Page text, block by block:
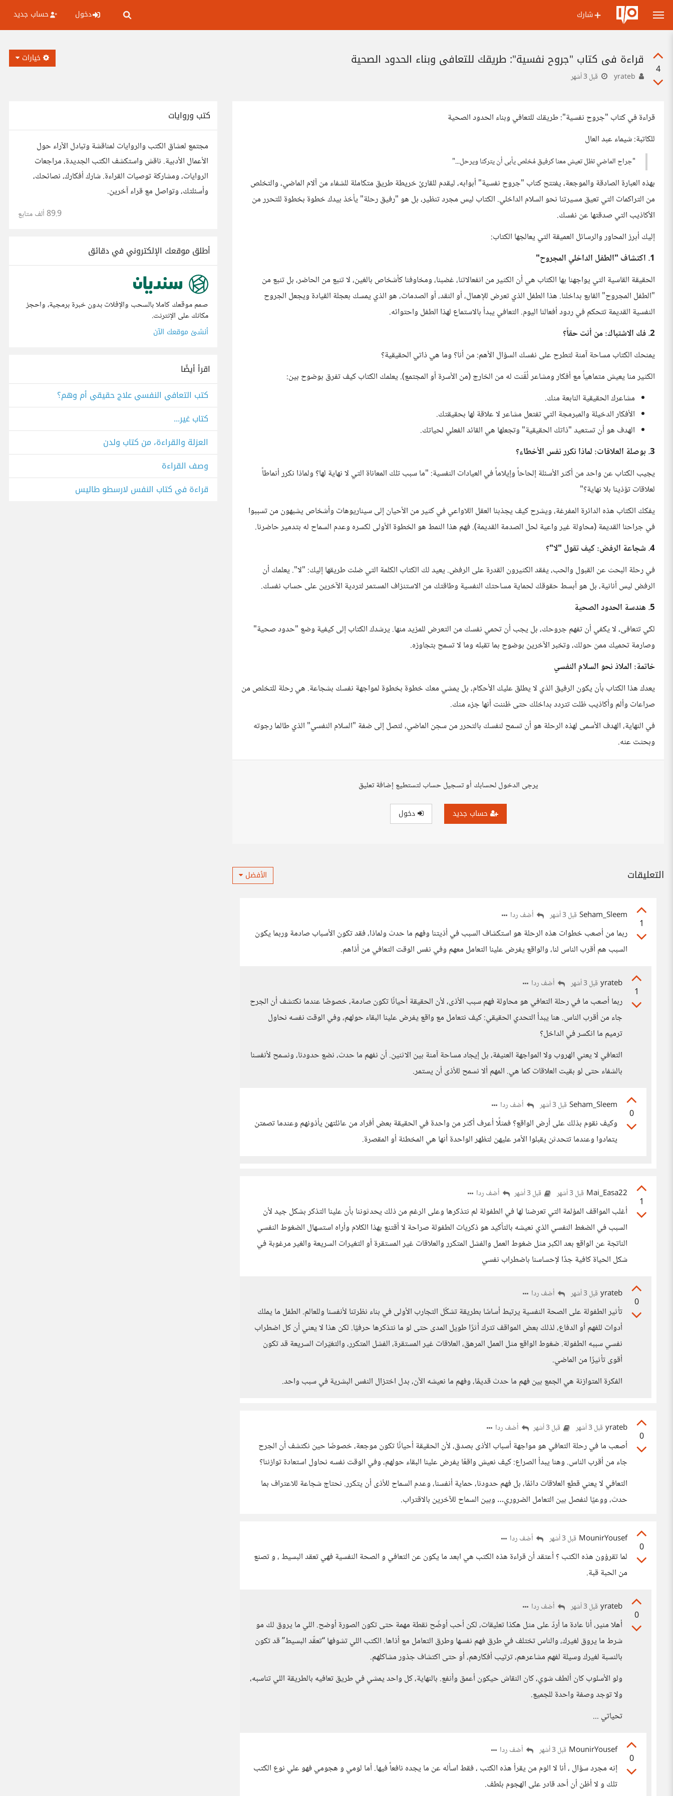
شارك دخول حساب جديد
4
قراءة في كتاب "جروح نفسية": طريقك للتعافي وبناء الحدود الصحية
قبل 3 أشهر
خيارات
قراءة في كتاب "جروح نفسية": طريقك للتعافي وبناء الحدود الصحية
للكاتبة: شيماء عبد العال
"جراح الماضي تظل تعيش معنا كرفيق مُخلص يأبى أن يتركنا ويرحل..."
بهذه العبارة الصادقة والموجعة، يفتتح كتاب "جروح نفسية" أبوابه، ليقدم للقارئ خريطة طريق متكاملة للشفاء من آلام الماضي، والتخلص
من التراكمات التي تعيق مسيرتنا نحو السلام الداخلي. الكتاب ليس مجرد تنظير، بل هو "رفيق رحلة" يأخذ بيدك خطوة بخطوة للتحرر من
الأكاذيب التي صدقتها عن نفسك.
إليك أبرز المحاور والرسائل العميقة التي يعالجها الكتاب:
1. اكتشاف "الطفل الداخلي المجروح"
الحقيقة القاسية التي يواجهنا بها الكتاب هي أن الكثير من انفعالاتنا، غضبنا، ومخاوفنا كأشخاص بالغين، لا تنبع من الحاضر، بل تنبع من
"الطفل المجروح" القابع بداخلنا. هذا الطفل الذي تعرض للإهمال، أو النقد، أو الصدمات، هو الذي يمسك بعجلة القيادة ويجعل الجروح
النفسية القديمة تتحكم في ردود أفعالنا اليوم. التعافي يبدأ بالاستماع لهذا الطفل واحتوائه.
2. فك الاشتباك: من أنت حقاً؟
يمنحك الكتاب مساحة آمنة لتطرح على نفسك السؤال الأهم: من أنا؟ وما هي ذاتي الحقيقية؟
الكثير منا يعيش متماهياً مع أفكار ومشاعر لُقّنت له من الخارج (من الأسرة أو المجتمع). يعلمك الكتاب كيف تفرق بوضوح بين:
مشاعرك الحقيقية النابعة منك.
الأفكار الدخيلة والمبرمجة التي تفتعل مشاعر لا علاقة لها بحقيقتك.
الهدف هو أن تستعيد "ذاتك الحقيقية" وتجعلها هي القائد الفعلي لحياتك.
3. بوصلة العلاقات: لماذا نكرر نفس الأخطاء؟
يجيب الكتاب عن واحد من أكثر الأسئلة إلحاحاً وإيلاماً في العيادات النفسية: "ما سبب تلك المعاناة التي لا نهاية لها؟ ولماذا نكرر أنماطاً
لعلاقات تؤذينا بلا نهاية؟"
يفكك الكتاب هذه الدائرة المفرغة، ويشرح كيف يجذبنا العقل اللاواعي في كثير من الأحيان إلى سيناريوهات وأشخاص يشبهون من تسببوا
في جراحنا القديمة (محاولة غير واعية لحل الصدمة القديمة). فهم هذا النمط هو الخطوة الأولى لكسره وعدم السماح له بتدمير حاضرنا.
4. شجاعة الرفض: كيف تقول "لا"؟
في رحلة البحث عن القبول والحب، يفقد الكثيرون القدرة على الرفض. يعيد لك الكتاب الكلمة التي ضلت طريقها إليك: "لا". يعلمك أن
الرفض ليس أنانية، بل هو أبسط حقوقك لحماية مساحتك النفسية وطاقتك من الاستنزاف المستمر لتردية الآخرين على حساب نفسك.
5. هندسة الحدود الصحية
لكي تتعافى، لا يكفي أن تفهم جروحك، بل يجب أن تحمي نفسك من التعرض للمزيد منها. يرشدك الكتاب إلى كيفية وضع "حدود صحية"
وصارمة تحميك ممن حولك، وتخبر الآخرين بوضوح بما تقبله وما لا تسمح بتجاوزه.
خاتمة: الملاذ نحو السلام النفسي
يعدك هذا الكتاب بأن يكون الرفيق الذي لا يطلق عليك الأحكام، بل يمشي معك خطوة بخطوة لمواجهة نفسك بشجاعة. هي رحلة للتخلص من
صراعات وألم وأكاذيب ظلت تتردد بداخلك حتى ظننت أنها جزء منك.
في النهاية، الهدف الأسمى لهذه الرحلة هو أن تسمح لنفسك بالتحرر من سجن الماضي، لتصل إلى ضفة "السلام النفسي" الذي طالما رجوته
وبحثت عنه.
يرجى الدخول لحسابك أو تسجيل حساب لتستطيع إضافة تعليق
حساب جديد دخول
التعليقات الأفضل
1
Seham_Sleem قبل 3 أشهر أضف ردا
ربما من أصعب خطوات هذه الرحلة هو استكشاف السبب في أذيتنا وفهم ما حدث ولماذا، فقد تكون الأسباب صادمة وربما يكون
السبب هم أقرب الناس لنا، والواقع يفرض علينا التعامل معهم وفي نفس الوقت التعافي من أذاهم.
1
yrateb قبل 3 أشهر أضف ردا
ربما أصعب ما في رحلة التعافي هو محاولة فهم سبب الأذى، لأن الحقيقة أحيانًا تكون صادمة، خصوصًا عندما نكتشف أن الجرح
جاء من أقرب الناس. هنا يبدأ التحدي الحقيقي: كيف نتعامل مع واقع يفرض علينا البقاء حولهم، وفي الوقت نفسه نحاول
ترميم ما انكسر في الداخل؟
التعافي لا يعني الهروب ولا المواجهة العنيفة، بل إيجاد مساحة آمنة بين الاثنين. أن نفهم ما حدث، نضع حدودنا، ونسمح لأنفسنا
بالشفاء حتى لو بقيت العلاقات كما هي. المهم ألا نسمح للأذى أن يستمر.
0
Seham_Sleem قبل 3 أشهر أضف ردا
وكيف نقوم بذلك على أرض الواقع؟ فمثلًا أعرف أكثر من واحدة في الحقيقة بعض أفراد من عائلتهن يأذونهم وعندما تصمتن
يتمادوا وعندما تتحدثن يقبلوا الأمر عليهن لتظهر الواحدة أنها هي المخطئة أو المقصرة.
1
Mai_Easa22 قبل 3 أشهر قبل 3 أشهر أضف ردا
أغلب المواقف المؤلمة التي تعرضنا لها في الطفولة لم نتذكرها وعلى الرغم من ذلك يحدثوننا بأن علينا التذكر بشكل جيد لأن
السبب في الضغط النفسي الذي نعيشه بالتأكيد هو ذكريات الطفولة صراحة لا أقتنع بهذا الكلام وأراه استسهال الضغوط النفسي
الناتجة عن الواقع بعد الكبر مثل ضغوط العمل والفشل المتكرر والعلاقات غير المستقرة أو التغيرات السريعة والغير مرغوبة في
شكل الحياة كافية جدًا لإحساسنا باضطراب نفسي
0
yrateb قبل 3 أشهر أضف ردا
تأثير الطفولة على الصحة النفسية يرتبط أساسًا بطريقة تشكّل التجارب الأولى في بناء نظرتنا لأنفسنا وللعالم. الطفل ما يملك
أدوات للفهم أو الدفاع، لذلك بعض المواقف تترك أثرًا طويل المدى حتى لو ما نتذكرها حرفيًا. لكن هذا لا يعني أن كل اضطراب
نفسي سببه الطفولة. ضغوط الواقع مثل العمل المرهق، العلاقات غير المستقرة، الفشل المتكرر، والتغيّرات السريعة قد تكون
أقوى تأثيرًا من الماضي.
الفكرة المتوازنة هي الجمع بين فهم ما حدث قديمًا، وفهم ما نعيشه الآن، بدل اختزال النفس البشرية في سبب واحد.
0
yrateb قبل 3 أشهر قبل 3 أشهر أضف ردا
أصعب ما في رحلة التعافي هو مواجهة أسباب الأذى بصدق، لأن الحقيقة أحيانًا تكون موجعة، خصوصًا حين نكتشف أن الجرح
جاء من أقرب الناس. وهنا يبدأ الصراع: كيف نعيش واقعًا يفرض علينا البقاء حولهم، وفي الوقت نفسه نحاول استعادة توازننا؟
التعافي لا يعني قطع العلاقات دائمًا، بل فهم حدودنا، حماية أنفسنا، وعدم السماح للأذى أن يتكرر. نحتاج شجاعة للاعتراف بما
حدث، ووعيًا لنفصل بين التعامل الضروري… وبين السماح للآخرين بالاقتراب.
0
MounirYousef قبل 3 أشهر أضف ردا
لما تقرؤون هذه الكتب ؟ أعتقد أن قراءة هذه الكتب هي ابعد ما يكون عن التعافي و الصحة النفسية فهي تعقد البسيط ، و تصنع
من الحبة قبة.
0
yrateb قبل 3 أشهر أضف ردا
أهلا منير، أنا عادة ما أردّ على مثل هكذا تعليقات، لكن أحب أوضّح نقطة مهمة حتى تكون الصورة أوضح. اللي ما يروق لك مو
شرط ما يروق لغيرك، والناس تختلف في طرق فهم نفسها وطرق التعامل مع أذاها. الكتب اللي تشوفها “تعقّد البسيط” قد تكون
بالنسبة لغيرك وسيلة لفهم مشاعرهم، ترتيب أفكارهم، أو حتى اكتشاف جذور مشاكلهم.
ولو الأسلوب كان ألطف شوي، كان النقاش حيكون أعمق وأنفع. بالنهاية، كل واحد يمشي في طريق تعافيه بالطريقة اللي تناسبه،
ولا توجد وصفة واحدة للجميع.
تحياتي ...
0
MounirYousef قبل 3 أشهر أضف ردا
إنه مجرد سؤال ، أنا لا الوم من يقرأ هذه الكتب ، فقط اسأله عن ما يجده نافعاً فيها. أما لومي و هجومي فهو علي نوع الكتب
تلك و لا أظن أن أحد قادر على الهجوم بلطف.
كتب وروايات
مجتمع لعشاق الكتب والروايات لمناقشة وتبادل الآراء حول
الأعمال الأدبية. ناقش واستكشف الكتب الجديدة، مراجعات
الروايات، ومشاركة توصيات القراءة. شارك أفكارك، نصائحك،
وأسئلتك، وتواصل مع قراء آخرين.
89.9 ألف متابع
أطلق موقعك الإلكتروني في دقائق
صمم موقعك كاملا بالسحب والإفلات بدون خبرة برمجية، واحجز
مكانك على الإنترنت.
أنشئ موقعك الآن
اقرأ أيضًا
كتب التعافي النفسي علاج حقيقي أم وهم؟
كتاب غير...
العزلة والقراءة، من كتاب ولدن
وصف القراءة
قراءة في كتاب النفس لارسطو طاليس